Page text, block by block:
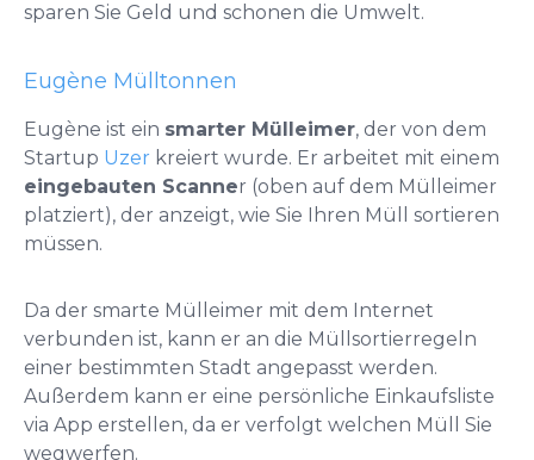
sparen Sie Geld und schonen die Umwelt.
Eugène Mülltonnen
Eugène ist ein smarter Mülleimer, der von dem
Startup Uzer kreiert wurde. Er arbeitet mit einem
eingebauten Scanner (oben auf dem Mülleimer
platziert), der anzeigt, wie Sie Ihren Müll sortieren
müssen.
Da der smarte Mülleimer mit dem Internet
verbunden ist, kann er an die Müllsortierregeln
einer bestimmten Stadt angepasst werden.
Außerdem kann er eine persönliche Einkaufsliste
via App erstellen, da er verfolgt welchen Müll Sie
wegwerfen.